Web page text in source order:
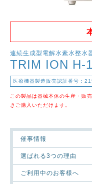
連続生成型電解水素水整水
TRIM ION H-1
医療機器製造販売認証番号：
この製品は器械本体の生産・販
きご購入いただけます。
催事情報
選ばれる3つの理由
ご利用中のお客様へ